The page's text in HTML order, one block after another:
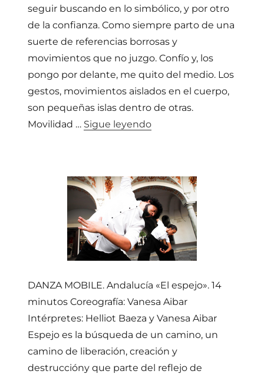
seguir buscando en lo simbólico, y por otro
de la confianza. Como siempre parto de una
suerte de referencias borrosas y
movimientos que no juzgo. Confío y, los
pongo por delante, me quito del medio. Los
gestos, movimientos aislados en el cuerpo,
son pequeñas islas dentro de otras.
Movilidad … Sigue leyendo«COMPAÑÍA DANIEL
DANZA MOBILE. Andalucía «El espejo». 14
minutos Coreografía: Vanesa Aibar
Intérpretes: Helliot Baeza y Vanesa Aibar
Espejo es la búsqueda de un camino, un
camino de liberación, creación y
destruccióny que parte del reflejo de